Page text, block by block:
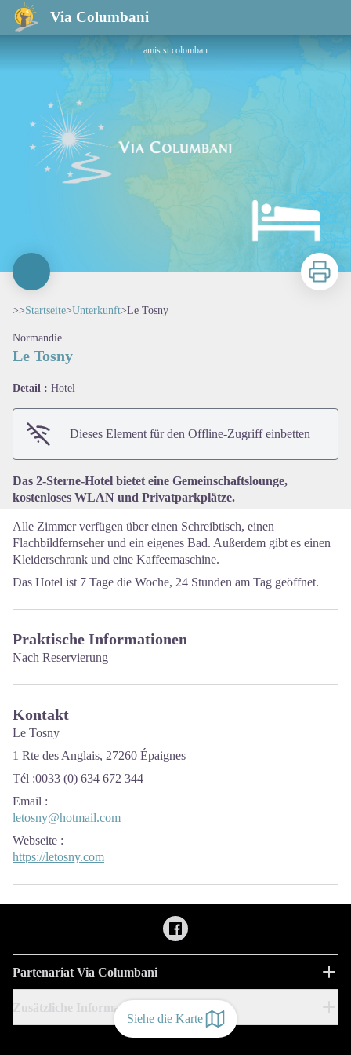
Via Columbani
Le Tosny
Siehe die Karte
amis st colomban
Zu
>>Startseite>Unterkunft>Le Tosny
Normandie
Le Tosny
Detail : Hotel
Dieses Element für den Offline-Zugriff einbetten
Das 2-Sterne-Hotel bietet eine Gemeinschaftslounge,
kostenloses WLAN und Privatparkplätze.
Alle Zimmer verfügen über einen Schreibtisch, einen
Flachbildfernseher und ein eigenes Bad. Außerdem gibt es einen
Kleiderschrank und eine Kaffeemaschine.
Das Hotel ist 7 Tage die Woche, 24 Stunden am Tag geöffnet.
Praktische Informationen
Nach Reservierung
Kontakt
Le Tosny
1 Rte des Anglais, 27260 Épaignes
Tél :0033 (0) 634 672 344
Email :
letosny@hotmail.com
Webseite :
https://letosny.com
Partenariat Via Columbani
Zusätzliche Informationen